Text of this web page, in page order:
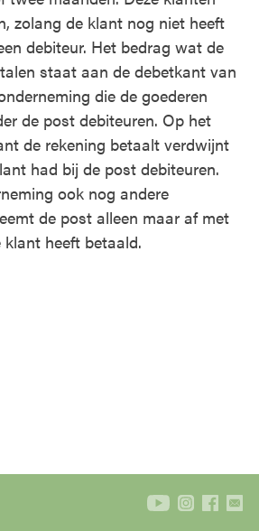
zolang de klant nog niet heeft
debiteur. Het bedrag wat de
staat aan de debetkant van
die de goederen
de post debiteuren. Op het
de rekening betaalt verdwijnt
had bij de post debiteuren.
ook nog andere
de post alleen maar af met
heeft betaald.